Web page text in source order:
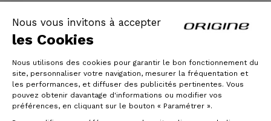
Nous vous invitons à accepter
les Cookies
Nous utilisons des cookies pour garantir le bon fonctionnement du
site, personnaliser votre navigation, mesurer la fréquentation et
les performances, et diffuser des publicités pertinentes. Vous
pouvez obtenir davantage d'informations ou modifier vos
préférences, en cliquant sur le bouton « Paramétrer ».